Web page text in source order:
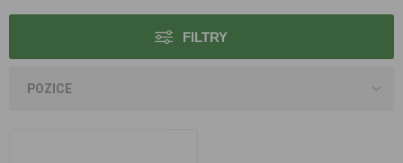
FILTRY